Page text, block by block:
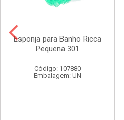
Esponja para Banho Ricca
Pequena 301
Código: 107880
Embalagem: UN